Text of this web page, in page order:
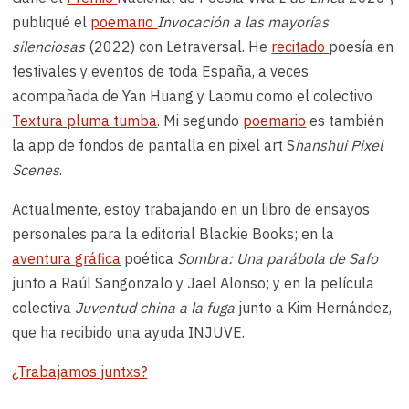
publiqué el poemario Invocación a las mayorías
silenciosas(2022) con Letraversal. He recitado poesía en
festivales y eventos de toda España, a veces
acompañada de Yan Huang y Laomu como el colectivo
Textura pluma tumba. Mi segundo poemario es también
la app de fondos de pantalla en pixel art Shanshui Pixel
Scenes.
Actualmente, estoy trabajando en un libro de ensayos
personales para la editorial Blackie Books; en la
aventura gráfica poética Sombra: Una parábola de Safo
junto a Raúl Sangonzalo y Jael Alonso; y en la película
colectiva Juventud china a la fuga junto a Kim Hernández,
que ha recibido una ayuda INJUVE.
¿Trabajamos juntxs?